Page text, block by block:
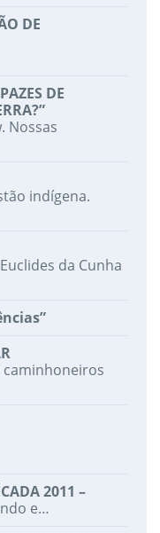
DE
DE
Nossas
indígena.
da Cunha
2011 –
e…